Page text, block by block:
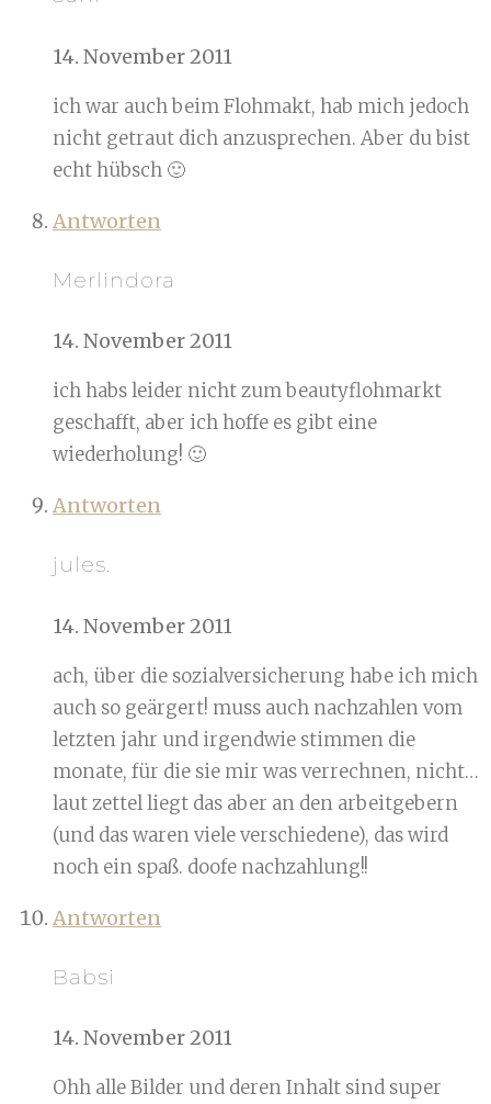
14. November 2011
ich war auch beim Flohmakt, hab mich jedoch
nicht getraut dich anzusprechen. Aber du bist
echt hübsch 🙂
Antworten
Merlindora
14. November 2011
ich habs leider nicht zum beautyflohmarkt
geschafft, aber ich hoffe es gibt eine
wiederholung! 🙂
Antworten
jules.
14. November 2011
ach, über die sozialversicherung habe ich mich
auch so geärgert! muss auch nachzahlen vom
letzten jahr und irgendwie stimmen die
monate, für die sie mir was verrechnen, nicht…
laut zettel liegt das aber an den arbeitgebern
(und das waren viele verschiedene), das wird
noch ein spaß. doofe nachzahlung!!
Antworten
Babsi
14. November 2011
Ohh alle Bilder und deren Inhalt sind super